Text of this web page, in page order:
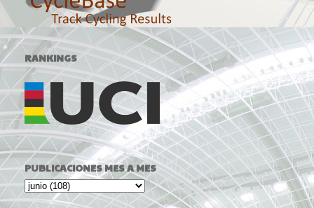
RANKINGS
PUBLICACIONES MES A MES